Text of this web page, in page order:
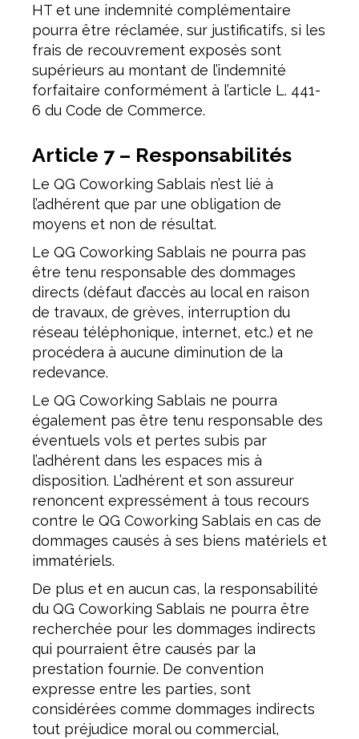
HT et une indemnité complémentaire
pourra être réclamée, sur justificatifs, si les
frais de recouvrement exposés sont
supérieurs au montant de l’indemnité
forfaitaire conformément à l’article L. 441-
6 du Code de Commerce.
Article 7 – Responsabilités
Le QG Coworking Sablais n’est lié à
l’adhérent que par une obligation de
moyens et non de résultat.
Le QG Coworking Sablais ne pourra pas
être tenu responsable des dommages
directs (défaut d’accès au local en raison
de travaux, de grèves, interruption du
réseau téléphonique, internet, etc.) et ne
procédera à aucune diminution de la
redevance.
Le QG Coworking Sablais ne pourra
également pas être tenu responsable des
éventuels vols et pertes subis par
l’adhérent dans les espaces mis à
disposition. L’adhérent et son assureur
renoncent expressément à tous recours
contre le QG Coworking Sablais en cas de
dommages causés à ses biens matériels et
immatériels.
De plus et en aucun cas, la responsabilité
du QG Coworking Sablais ne pourra être
recherchée pour les dommages indirects
qui pourraient être causés par la
prestation fournie. De convention
expresse entre les parties, sont
considérées comme dommages indirects
tout préjudice moral ou commercial,